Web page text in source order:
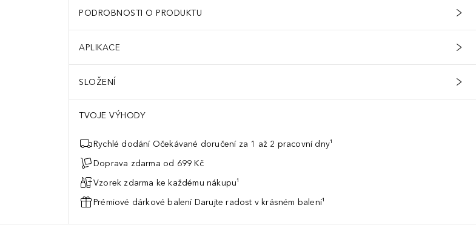
PODROBNOSTI O PRODUKTU
APLIKACE
SLOŽENÍ
TVOJE VÝHODY
Rychlé dodání Očekávané doručení za 1 až 2 pracovní dny¹
Doprava zdarma od 699 Kč
Vzorek zdarma ke každému nákupu¹
Prémiové dárkové balení Darujte radost v krásném balení¹